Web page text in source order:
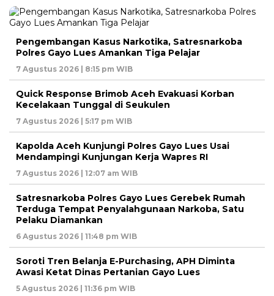
Pengembangan Kasus Narkotika, Satresnarkoba
Polres Gayo Lues Amankan Tiga Pelajar
7 Agustus 2026 | 8:15 pm WIB
Quick Response Brimob Aceh Evakuasi Korban
Kecelakaan Tunggal di Seukulen
7 Agustus 2026 | 5:17 pm WIB
Kapolda Aceh Kunjungi Polres Gayo Lues Usai
Mendampingi Kunjungan Kerja Wapres RI
7 Agustus 2026 | 12:07 am WIB
Satresnarkoba Polres Gayo Lues Gerebek Rumah
Terduga Tempat Penyalahgunaan Narkoba, Satu
Pelaku Diamankan
6 Agustus 2026 | 11:48 pm WIB
Soroti Tren Belanja E-Purchasing, APH Diminta
Awasi Ketat Dinas Pertanian Gayo Lues
5 Agustus 2026 | 11:36 pm WIB